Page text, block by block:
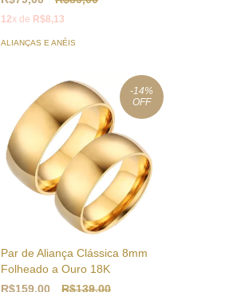
12x de R$8,13
ALIANÇAS E ANÉIS
-14%
OFF
Par de Aliança Clássica 8mm
Folheado a Ouro 18K
R$159,00
R$139,00